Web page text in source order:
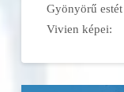
Gyönyörű
Vivien képei: